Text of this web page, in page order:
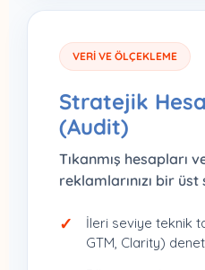
VERI VE ÖLÇEKLEME
Stratejik
(Audit)
Tıkanmış hesapları
reklamlarınızı bir
İleri seviye teknik
GTM, Clarity)